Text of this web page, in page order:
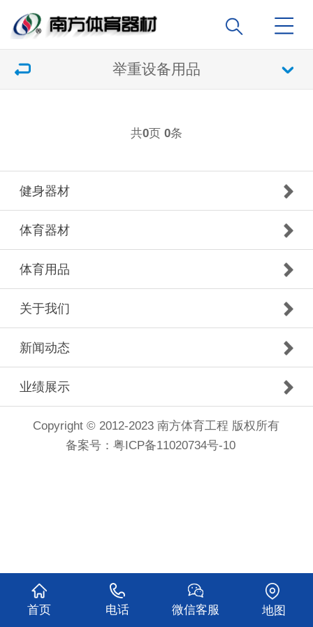
举重设备用品
共0页 0条
健身器材
体育器材
体育用品
关于我们
新闻动态
业绩展示
Copyright © 2012-2023 南方体育工程 版权所有
备案号： 粤ICP备11020734号-10
首页 电话 微信客服 地图